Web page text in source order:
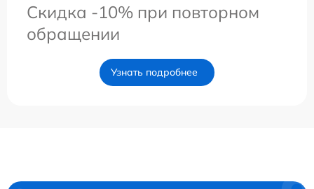
Скидка -10% при повторном
обращении
Узнать подробнее